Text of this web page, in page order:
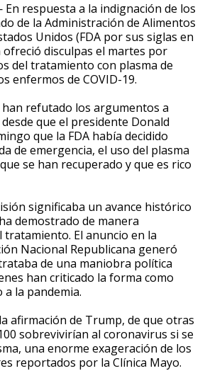
En respuesta a la indignación de los
de la Administración de Alimentos
Unidos (FDA por sus siglas en
disculpas el martes por
del tratamiento con plasma de
enfermos de COVID-19.
refutado los argumentos a
que el presidente Donald
que la FDA había decidido
de emergencia, el uso del plasma
se han recuperado y que es rico
significaba un avance histórico
demostrado de manera
El anuncio en la
Nacional Republicana generó
de una maniobra política
han criticado la forma como
la pandemia.
afirmación de Trump, de que otras
sobrevivirían al coronavirus si se
una enorme exageración de los
reportados por la Clínica Mayo.